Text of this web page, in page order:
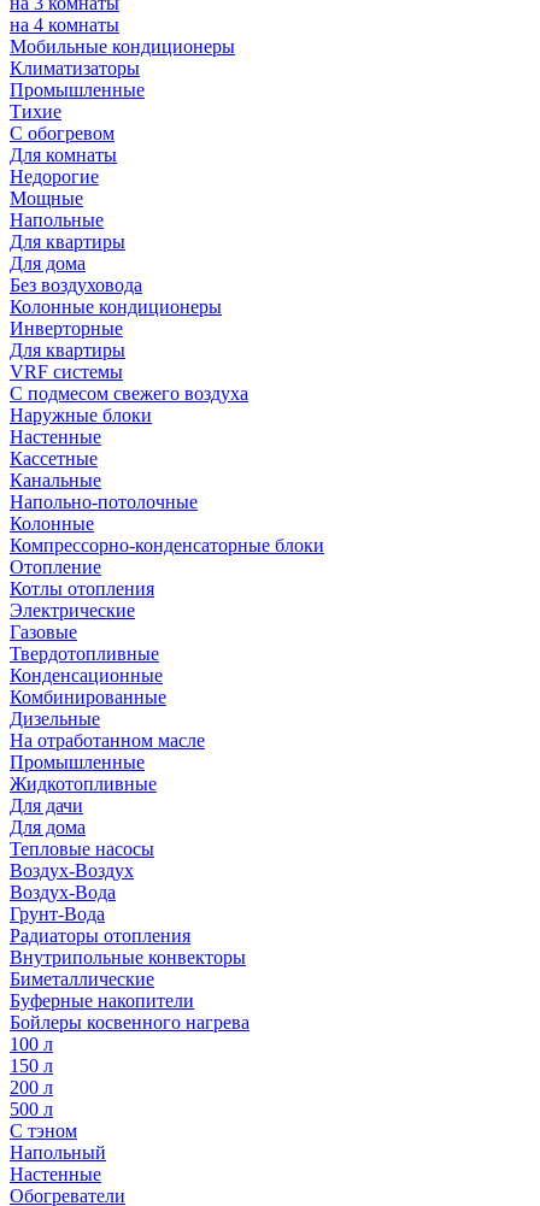
на 4 комнаты
Мобильные кондиционеры
Климатизаторы
Промышленные
Тихие
С обогревом
Для комнаты
Недорогие
Мощные
Напольные
Для квартиры
Для дома
Без воздуховода
Колонные кондиционеры
Инверторные
Для квартиры
VRF системы
С подмесом свежего воздуха
Наружные блоки
Настенные
Кассетные
Канальные
Напольно-потолочные
Колонные
Компрессорно-конденсаторные блоки
Отопление
Котлы отопления
Электрические
Газовые
Твердотопливные
Конденсационные
Комбинированные
Дизельные
На отработанном масле
Промышленные
Жидкотопливные
Для дачи
Для дома
Тепловые насосы
Воздух-Воздух
Воздух-Вода
Грунт-Вода
Радиаторы отопления
Внутрипольные конвекторы
Биметаллические
Буферные накопители
Бойлеры косвенного нагрева
100 л
150 л
200 л
500 л
С тэном
Напольный
Настенные
Обогреватели